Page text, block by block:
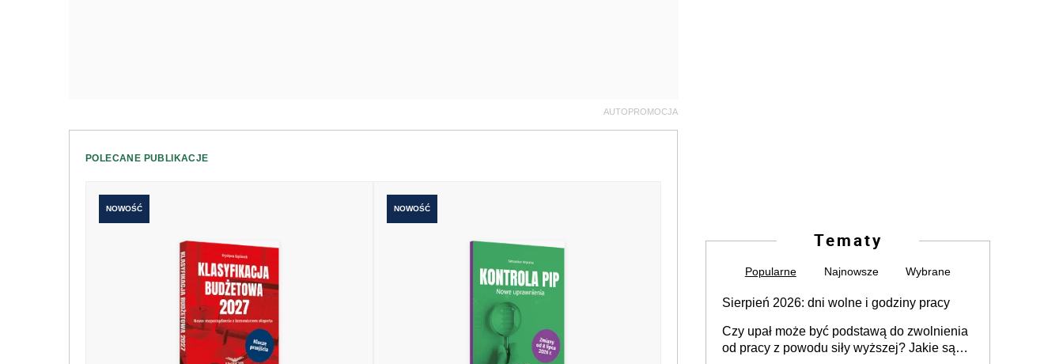
AUTOPROMOCJA
POLECANE PUBLIKACJE
NOWOŚĆ NOWOŚĆ
Tematy
Popularne Najnowsze Wybrane
Sierpień 2026: dni wolne i godziny pracy
Czy upał może być podstawą do zwolnienia
od pracy z powodu siły wyższej? Jakie są